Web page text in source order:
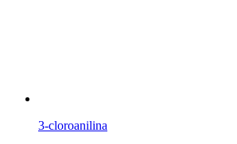
3-cloroanilina